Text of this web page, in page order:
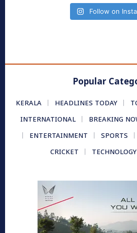
Follow on
Popular
KERALA HEADLINES TODAY
INTERNATIONAL
BREAKING
ENTERTAINMENT
SPORTS
CRICKET
TECHNOLOGY